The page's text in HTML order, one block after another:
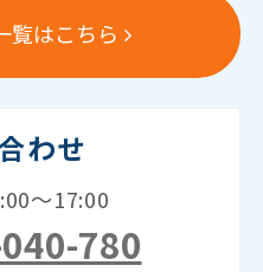
覧はこちら
わせ
～17:00
780